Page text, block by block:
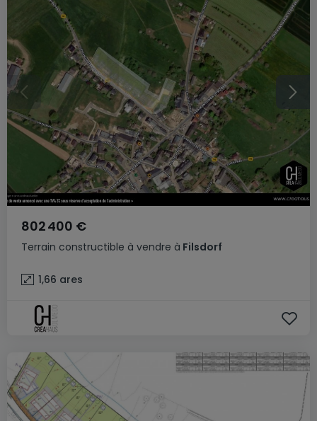
Terrain constructible à vendre à Filsdorf
802 400 €
1,66 ares